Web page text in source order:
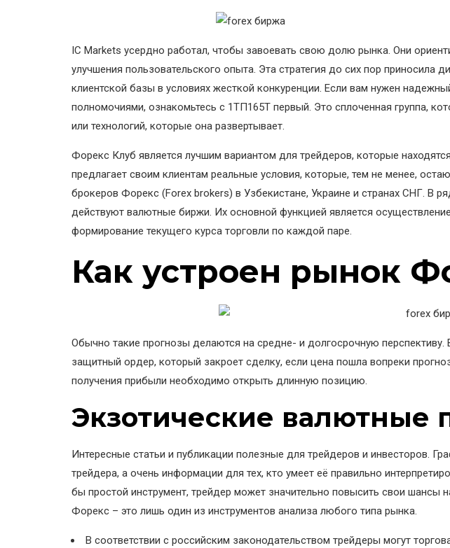
IC Markets усердно работал, чтобы завоевать свою долю рынка. Они
улучшения пользовательского опыта. Эта стратегия до сих пор
клиентской базы в условиях жесткой конкуренции. Если вам нужен
полномочиями, ознакомьтесь с 1ТП165Т первый. Это сплоченная группа,
или технологий, которые она развертывает.
Форекс Клуб является лучшим вариантом для трейдеров, которые
предлагает своим клиентам реальные условия, которые, тем не менее,
брокеров Форекс (Forex brokers) в Узбекистане, Украине и странах СНГ. В
действуют валютные биржи. Их основной функцией является
формирование текущего курса торговли по каждой паре.
Как устроен рынок
Обычно такие прогнозы делаются на средне- и долгосрочную
защитный ордер, который закроет сделку, если цена пошла вопреки
получения прибыли необходимо открыть длинную позицию.
Экзотические валютные
Интересные статьи и публикации полезные для трейдеров и инвесторов.
трейдера, а очень информации для тех, кто умеет её правильно
бы простой инструмент, трейдер может значительно повысить свои
Форекс – это лишь один из инструментов анализа любого типа рынка.
В соответствии с российским законодательством трейдеры могут